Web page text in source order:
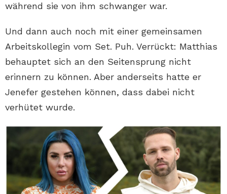
während sie von ihm schwanger war.
Und dann auch noch mit einer gemeinsamen
Arbeitskollegin vom Set. Puh. Verrückt: Matthias
behauptet sich an den Seitensprung nicht
erinnern zu können. Aber anderseits hatte er
Jenefer gestehen können, dass dabei nicht
verhütet wurde.